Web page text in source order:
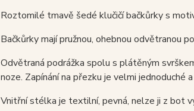
Roztomilé tmavě šedé klučičí bačkůrky s
Bačkůrky mají pružnou, ohebnou odvětranou
Odvětraná podrážka spolu s plátěným
noze. Zapínání na přezku je velmi jednoduché
Vnitřní stélka je textilní, pevná, nelze ji z bot